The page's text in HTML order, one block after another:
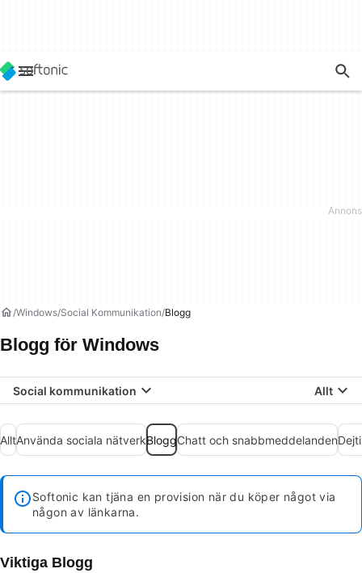
Windows Social Kommunikation Blogg
Blogg för Windows
Social kommunikation Allt
AlltAnvända sociala nätverkBloggChatt och snabbmeddelanden
Softonic kan tjäna en provision när du köper något via
någon av länkarna.
Viktiga Blogg